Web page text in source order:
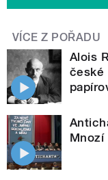
VÍCE Z POŘADU
Alois
české
Mnozí